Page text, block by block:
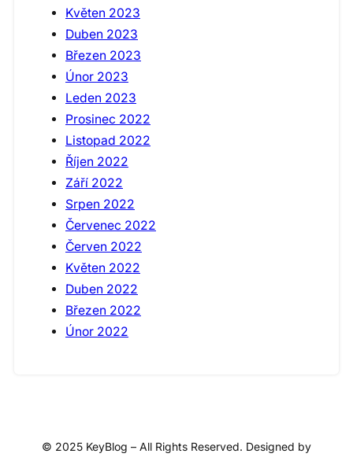
Květen 2023
Duben 2023
Březen 2023
Únor 2023
Leden 2023
Prosinec 2022
Listopad 2022
Říjen 2022
Září 2022
Srpen 2022
Červenec 2022
Červen 2022
Květen 2022
Duben 2022
Březen 2022
Únor 2022
© 2025 KeyBlog – All Rights Reserved. Designed by